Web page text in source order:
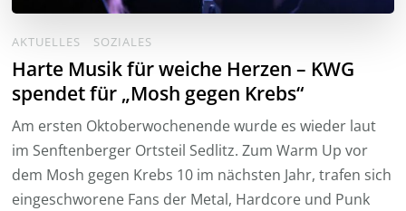
AKTUELLES SOZIALES
Harte Musik für weiche Herzen – KWG
spendet für „Mosh gegen Krebs“
Am ersten Oktoberwochenende wurde es wieder laut
im Senftenberger Ortsteil Sedlitz. Zum Warm Up vor
dem Mosh gegen Krebs 10 im nächsten Jahr, trafen sich
eingeschworene Fans der Metal, Hardcore und Punk